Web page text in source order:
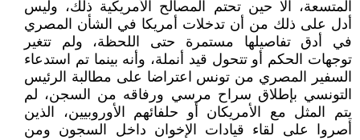
المتسعة، الا حين تحتم المصالح الأمريكية ذلك، وليس
أدل على ذلك من أن تدخلات أمريكا في الشأن المصري
في أدق تفاصيلها مستمرة حتى اللحظة، ولم تتغير
توجهات الحكم أو تتحول قيد أنملة، وأنه بينما تم استدعاء
السفير المصري من تونس اعتراضا على مطالبة الرئيس
التونسي بإطلاق سراح مرسي ورفاقه من السجن، لم
يتم المثل مع الأمريكان أو حلفائهم الأوروبيين، الذين
أصروا على لقاء قيادات الإخوان داخل السجون ومن